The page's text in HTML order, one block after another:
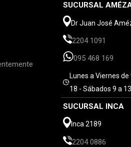
SUCURSAL
Dr Juan José
2204 1091
095 468 169
Lunes a Viernes de
18 - Sábados 9 a
SUCURSAL INCA
Inca 2189
2204 0886